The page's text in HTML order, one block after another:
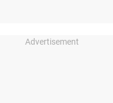
Advertisement